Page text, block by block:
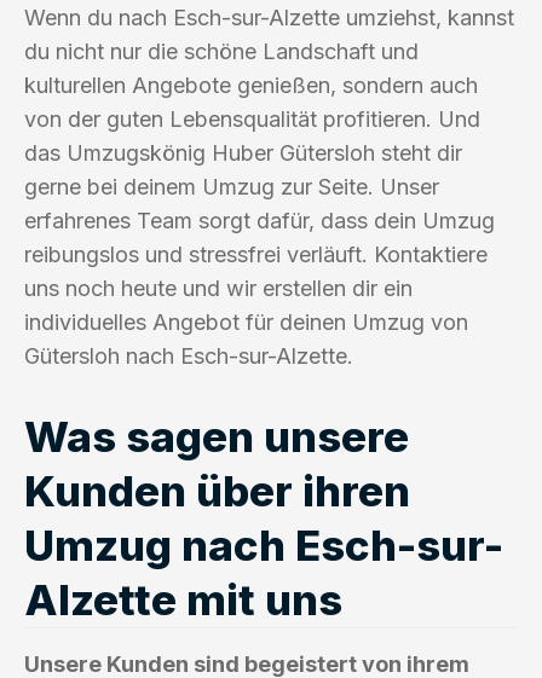
Wenn du nach Esch-sur-Alzette umziehst, kannst
du nicht nur die schöne Landschaft und
kulturellen Angebote genießen, sondern auch
von der guten Lebensqualität profitieren. Und
das Umzugskönig Huber Gütersloh steht dir
gerne bei deinem Umzug zur Seite. Unser
erfahrenes Team sorgt dafür, dass dein Umzug
reibungslos und stressfrei verläuft. Kontaktiere
uns noch heute und wir erstellen dir ein
individuelles Angebot für deinen Umzug von
Gütersloh nach Esch-sur-Alzette.
Was sagen unsere
Kunden über ihren
Umzug nach Esch-sur-
Alzette mit uns
Unsere Kunden sind begeistert von ihrem